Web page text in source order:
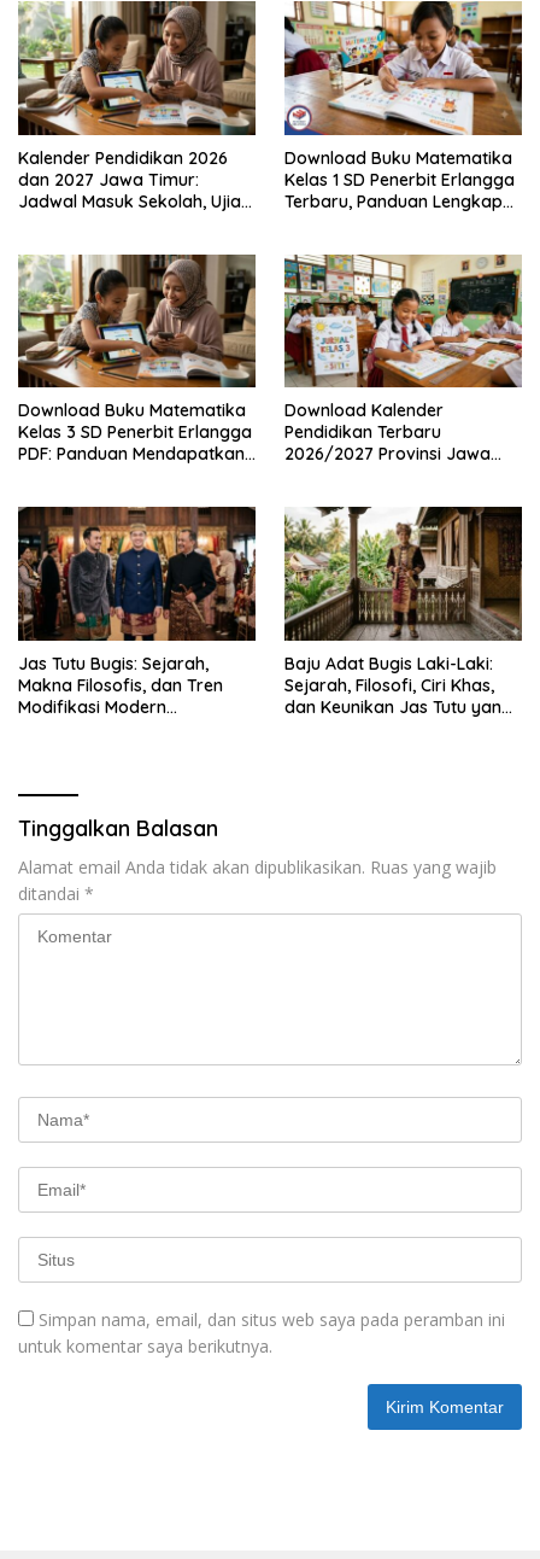
Kalender Pendidikan 2026
dan 2027 Jawa Timur:
Jadwal Masuk Sekolah, Ujian,
Download Buku Matematika
Kelas 1 SD Penerbit Erlangga
Terbaru, Panduan Lengkap
Legal
Download Buku Matematika
Kelas 3 SD Penerbit Erlangga
PDF: Panduan Mendapatkan
Download Kalender
Pendidikan Terbaru
2026/2027 Provinsi Jawa
Manfaatnya
Jas Tutu Bugis: Sejarah,
Makna Filosofis, dan Tren
Modifikasi Modern
Baju Adat Bugis Laki-Laki:
Sejarah, Filosofi, Ciri Khas,
dan Keunikan Jas Tutu yang
Tinggalkan Balasan
Alamat email Anda tidak akan dipublikasikan. Ruas yang wajib
ditandai *
Simpan nama, email, dan situs web saya pada peramban ini
untuk komentar saya berikutnya.